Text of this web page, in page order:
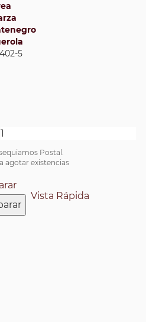
5
Postal.
agotar existencias
Vista Rápida